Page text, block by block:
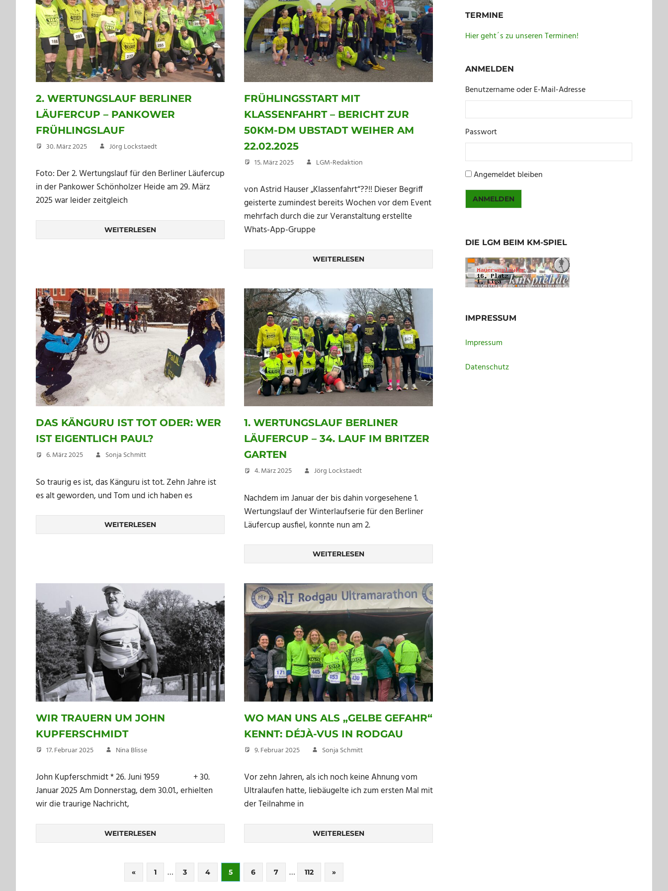
2. WERTUNGSLAUF BERLINER
LÄUFERCUP – PANKOWER
FRÜHLINGSLAUF
30. März 2025 Jörg Lockstaedt
Foto: Der 2. Wertungslauf für den Berliner Läufercup
in der Pankower Schönholzer Heide am 29. März
2025 war leider zeitgleich
WEITERLESEN
FRÜHLINGSSTART MIT
KLASSENFAHRT – BERICHT ZUR
50KM-DM UBSTADT WEIHER AM
22.02.2025
15. März 2025 LGM-Redaktion
von Astrid Hauser „Klassenfahrt“??!! Dieser Begriff
geisterte zumindest bereits Wochen vor dem Event
mehrfach durch die zur Veranstaltung erstellte
Whats-App-Gruppe
WEITERLESEN
DAS KÄNGURU IST TOT ODER: WER
IST EIGENTLICH PAUL?
6. März 2025 Sonja Schmitt
So traurig es ist, das Känguru ist tot. Zehn Jahre ist
es alt geworden, und Tom und ich haben es
WEITERLESEN
1. WERTUNGSLAUF BERLINER
LÄUFERCUP – 34. LAUF IM BRITZER
GARTEN
4. März 2025 Jörg Lockstaedt
Nachdem im Januar der bis dahin vorgesehene 1.
Wertungslauf der Winterlaufserie für den Berliner
Läufercup ausfiel, konnte nun am 2.
WEITERLESEN
WIR TRAUERN UM JOHN
KUPFERSCHMIDT
17. Februar 2025 Nina Blisse
John Kupferschmidt * 26. Juni 1959 + 30.
Januar 2025 Am Donnerstag, dem 30.01., erhielten
wir die traurige Nachricht,
WEITERLESEN
WO MAN UNS ALS „GELBE GEFAHR“
KENNT: DÉJÀ-VUS IN RODGAU
9. Februar 2025 Sonja Schmitt
Vor zehn Jahren, als ich noch keine Ahnung vom
Ultralaufen hatte, liebäugelte ich zum ersten Mal mit
der Teilnahme in
WEITERLESEN
Seitennummerierung
«Vorherige
Beiträge
1 … 3 4 5 6 7 … 112
Nächste
Beiträge
»
TERMINE
Hier geht´s zu unseren Terminen!
ANMELDEN
Benutzername oder E-Mail-Adresse
Passwort
Angemeldet bleiben
ANMELDEN
DIE LGM BEIM KM-SPIEL
IMPRESSUM
Impressum
Datenschutz